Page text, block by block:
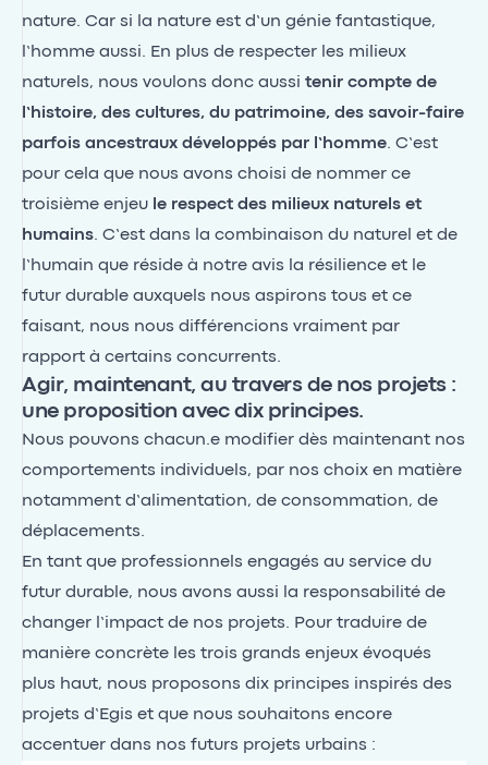
nature. Car si la nature est d’un génie fantastique,
l’homme aussi. En plus de respecter les milieux
naturels, nous voulons donc aussi tenir compte de
l’histoire, des cultures, du patrimoine, des savoir-faire
parfois ancestraux développés par l’homme. C’est
pour cela que nous avons choisi de nommer ce
troisième enjeu le respect des milieux naturels et
humains. C’est dans la combinaison du naturel et de
l’humain que réside à notre avis la résilience et le
futur durable auxquels nous aspirons tous et ce
faisant, nous nous différencions vraiment par
rapport à certains concurrents.
Agir, maintenant, au travers de nos projets :
une proposition avec dix principes.
Nous pouvons chacun.e modifier dès maintenant nos
comportements individuels, par nos choix en matière
notamment d’alimentation, de consommation, de
déplacements.
En tant que professionnels engagés au service du
futur durable, nous avons aussi la responsabilité de
changer l’impact de nos projets. Pour traduire de
manière concrète les trois grands enjeux évoqués
plus haut, nous proposons dix principes inspirés des
projets d’Egis et que nous souhaitons encore
accentuer dans nos futurs projets urbains :